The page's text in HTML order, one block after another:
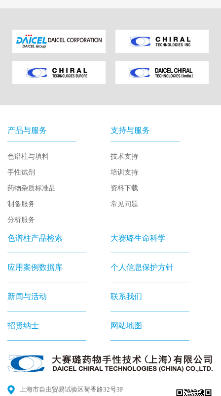
产品与服务
色谱柱与填料
手性试剂
药物杂质标准品
制备服务
分析服务
支持与服务
技术支持
培训支持
资料下载
常见问题
色谱柱产品检索
应用案例数据库
新闻与活动
招贤纳士
大赛璐生命科学
个人信息保护方针
联系我们
网站地图
上海市自由贸易试验区荷香路32号3F